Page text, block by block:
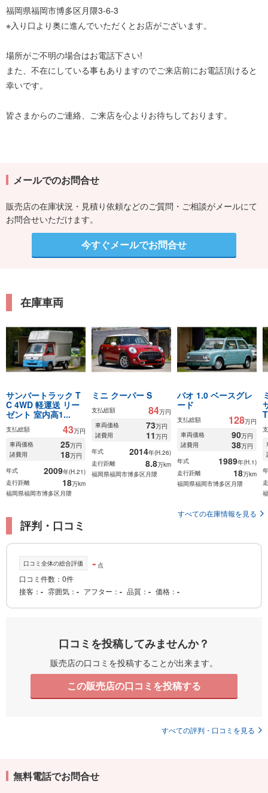
福岡県福岡市博多区月隈3-6-3
※入り口より奥に進んでいただくとお店がございます。
場所がご不明の場合はお電話下さい!
また、不在にしている事もありますのでご来店前にお電話頂けると
幸いです。
皆さまからのご連絡、ご来店を心よりお待ちしております。
メールでのお問合せ
販売店の在庫状況・見積り依頼などのご質問・ご相談がメールにて
お問合せいただけます。
今すぐメールでお問合せ
在庫車両
サンバートラック T
C 4WD 軽運送 リー
ゼント 室内高1...
支払総額 43万円
車両価格
25万円
諸費用
18万円
年式
2009年(H.21)
走行距離
18万km
福岡県福岡市博多区月隈
ミニ クーパー S
支払総額 84万円
車両価格
73万円
諸費用
11万円
年式
2014年(H.26)
走行距離
8.8万km
福岡県福岡市博多区月隈
パオ 1.0 ベースグレ
ード
支払総額 128万円
車両価格
90万円
諸費用
38万円
年式
1989年(H.1)
走行距離
18万km
福岡県福岡市博多区月隈
T
すべての在庫情報を見る
評判・口コミ
口コミ全体の総合評価 - 点
口コミ件数：0件
接客
- 雰囲気 - アフター - 品質 - 価格 -
口コミを投稿してみませんか？
販売店の口コミを投稿することが出来ます。
この販売店の口コミを投稿する
すべての評判・口コミを見る
無料電話でお問合せ